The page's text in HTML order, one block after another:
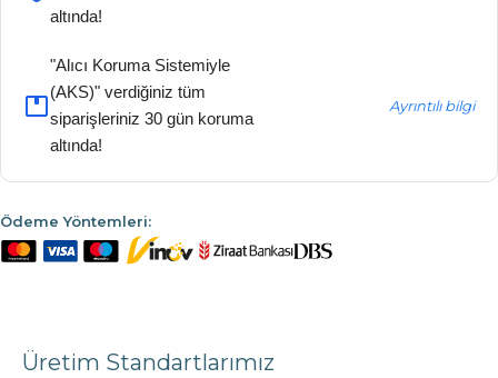
altında!
"Alıcı Koruma Sistemiyle
(AKS)" verdiğiniz tüm
siparişleriniz 30 gün koruma
altında!
Ayrıntılı bilgi
Ödeme Yöntemleri:
Üretim Standartlarımız